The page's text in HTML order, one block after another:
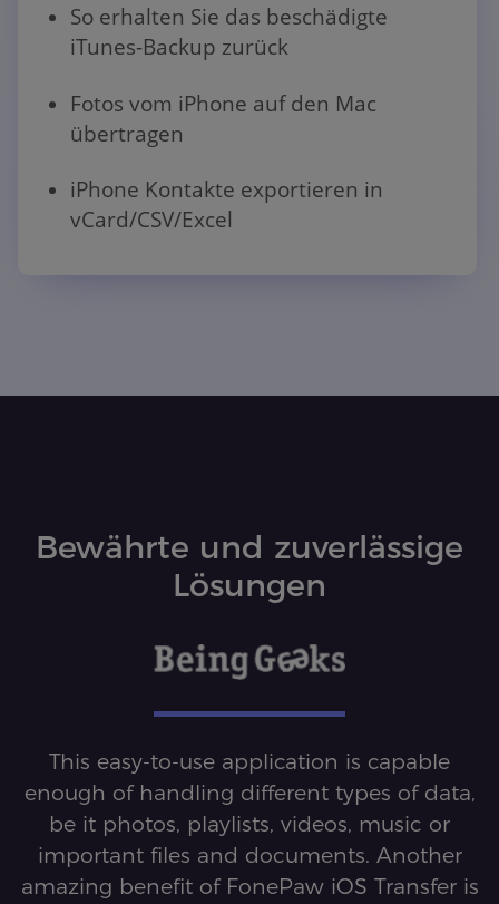
So erhalten Sie das beschädigte
iTunes-Backup zurück
Fotos vom iPhone auf den Mac
übertragen
iPhone Kontakte exportieren in
vCard/CSV/Excel
Bewährte und zuverlässige
Lösungen
This easy-to-use application is capable
enough of handling different types of data,
be it photos, playlists, videos, music or
important files and documents. Another
amazing benefit of FonePaw iOS Transfer is